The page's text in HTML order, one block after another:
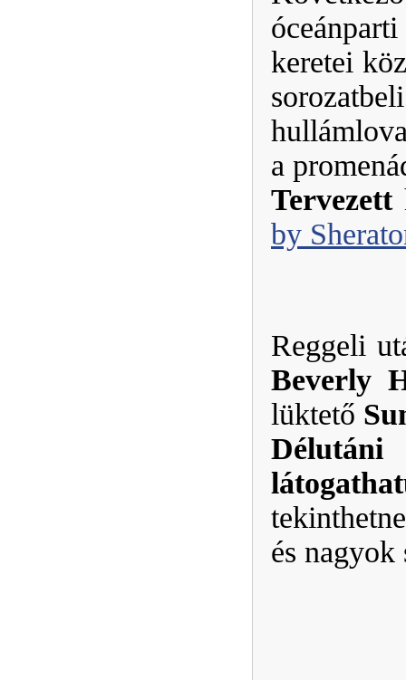
keretei
a
Tervezett
by
Reggeli
Beverly
lüktető
és nagyok